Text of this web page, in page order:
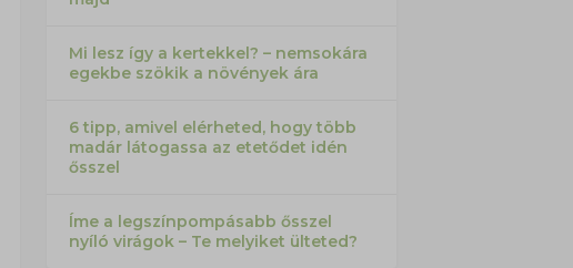
Mi lesz így a kertekkel? – nemsokára
egekbe szökik a növények ára
6 tipp, amivel elérheted, hogy több
madár látogassa az etetődet idén
ősszel
Íme a legszínpompásabb ősszel
nyíló virágok – Te melyiket ülteted?